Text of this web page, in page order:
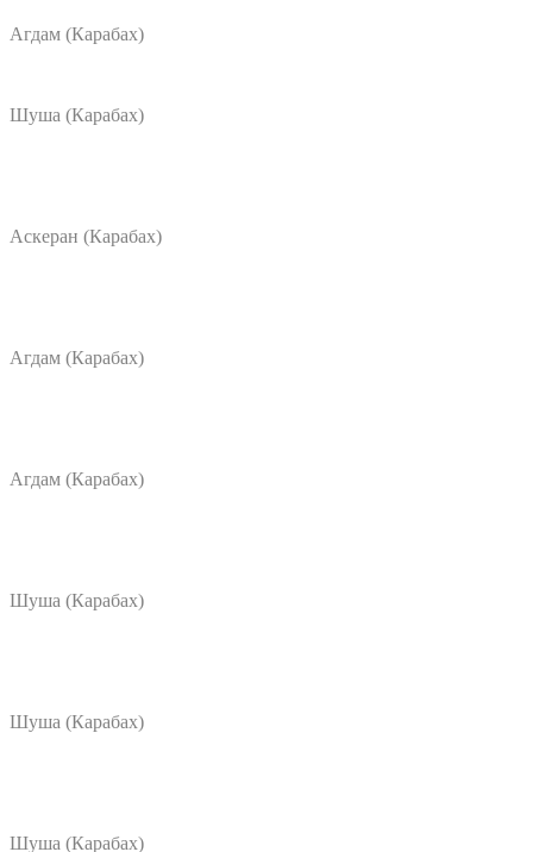
Агдам (Карабах)
Шуша (Карабах)
Аскеран (Карабах)
Агдам (Карабах)
Агдам (Карабах)
Шуша (Карабах)
Шуша (Карабах)
Шуша (Карабах)